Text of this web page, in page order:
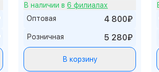
В наличии в 6 филиалах
Оптовая
4 800₽
Розничная 5 280₽
В корзину